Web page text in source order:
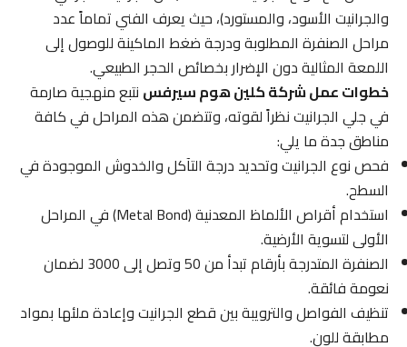
والجرانيت الأسود، والمستورد)، حيث يعرف الفني تماماً عدد
مراحل الصنفرة المطلوبة ودرجة ضغط الماكينة للوصول إلى
اللمعة المثالية دون الإضرار بخصائص الحجر الطبيعي.
خطوات عمل شركة كلين هوم سيرفسنتبع منهجية صارمة
في جلي الجرانيت نظراً لقوته، وتتضمن هذه المراحل في كافة
مناطق جدة ما يلي:
فحص نوع الجرانيت وتحديد درجة التآكل والخدوش الموجودة في
السطح.
استخدام أقراص الألماظ المعدنية (Metal Bond) في المراحل
الأولى لتسوية الأرضية.
الصنفرة المتدرجة بأرقام تبدأ من 50 وتصل إلى 3000 لضمان
نعومة فائقة.
تنظيف الفواصل والترويبة بين قطع الجرانيت وإعادة ملئها بمواد
مطابقة للون.